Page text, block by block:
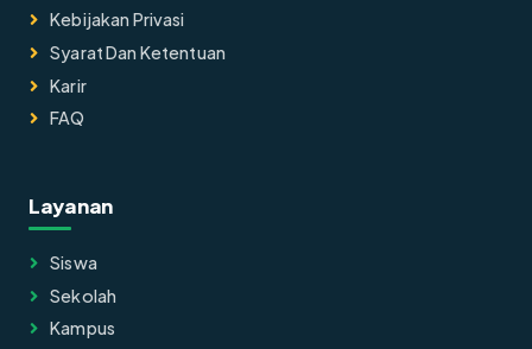
Kebijakan Privasi
Syarat Dan Ketentuan
Karir
FAQ
Layanan
Siswa
Sekolah
Kampus